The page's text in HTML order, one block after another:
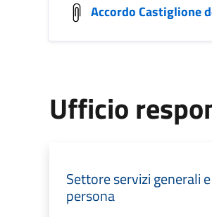
Accordo Castiglione
Ufficio
Settore servizi generali
persona